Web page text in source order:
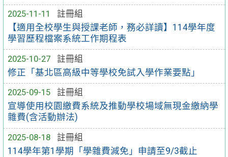
2025-11-11
註冊組
【適用全校學生與授課老師，務必詳讀】114學年度
學習歷程檔案系統工作期程表
2025-10-27
註冊組
修正「基北區高級中等學校免試入學作業要點」
2025-09-15
註冊組
宣導使用校園繳費系統及推動學校場域無現金繳納學
雜費(含活動辦法)
2025-08-18
註冊組
114學年第1學期「學雜費減免」申請至9/3截止